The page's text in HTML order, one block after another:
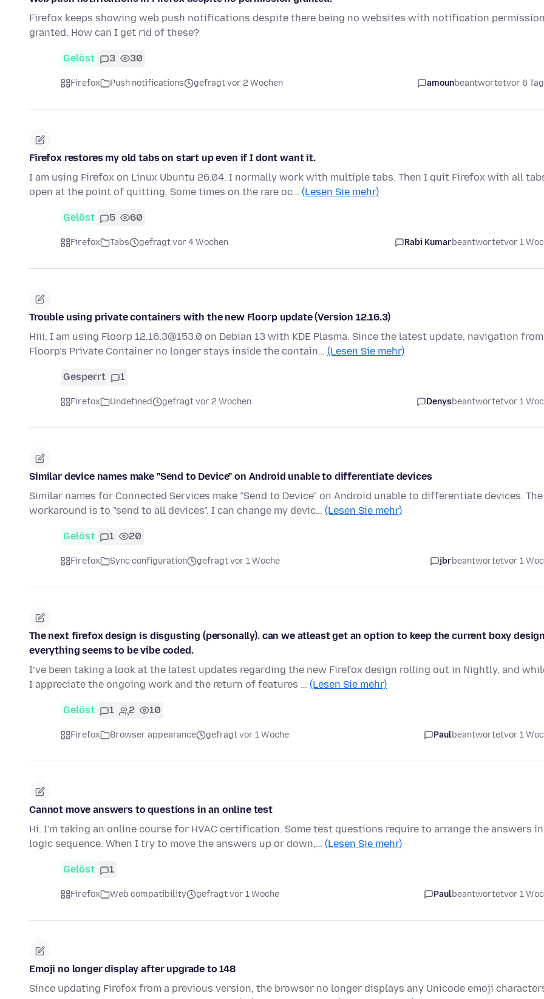
Firefox keeps showing web push notifications despite there being no websites with notification permission
granted. How can I get rid of these?
Gelöst 3 30
Firefox Push notifications gefragt vor 2 Wochen amounbeantwortetvor 6
Firefox restores my old tabs on start up even if I dont want it.
I am using Firefox on Linux Ubuntu 26.04. I normally work with multiple tabs. Then I quit Firefox with all
open at the point of quitting. Some times on the rare oc… (Lesen Sie mehr)
Gelöst 5 60
Firefox Tabs gefragt vor 4 Wochen Rabi Kumarbeantwortetvor 1
Trouble using private containers with the new Floorp update (Version 12.16.3)
Hiii, I am using Floorp 12.16.3@153.0 on Debian 13 with KDE Plasma. Since the latest update, navigation from
Floorp’s Private Container no longer stays inside the contain… (Lesen Sie mehr)
Gesperrt 1
Firefox Undefined gefragt vor 2 Wochen Denysbeantwortetvor 1
Similar device names make "Send to Device" on Android unable to differentiate devices
Similar names for Connected Services make "Send to Device" on Android unable to differentiate devices. The
workaround is to "send to all devices". I can change my devic… (Lesen Sie mehr)
Gelöst 1 20
Firefox Sync configuration gefragt vor 1 Woche jbrbeantwortetvor 1
The next firefox design is disgusting (personally). can we atleast get an option to keep the current boxy
everything seems to be vibe coded.
I’ve been taking a look at the latest updates regarding the new Firefox design rolling out in Nightly, and
I appreciate the ongoing work and the return of features … (Lesen Sie mehr)
Gelöst 1 2 10
Firefox Browser appearance gefragt vor 1 Woche Paulbeantwortetvor 1
Cannot move answers to questions in an online test
Hi. I'm taking an online course for HVAC certification. Some test questions require to arrange the answers in
logic sequence. When I try to move the answers up or down,… (Lesen Sie mehr)
Gelöst 1
Firefox Web compatibility gefragt vor 1 Woche Paulbeantwortetvor 1
Emoji no longer display after upgrade to 148
Since updating Firefox from a previous version, the browser no longer displays any Unicode emoji